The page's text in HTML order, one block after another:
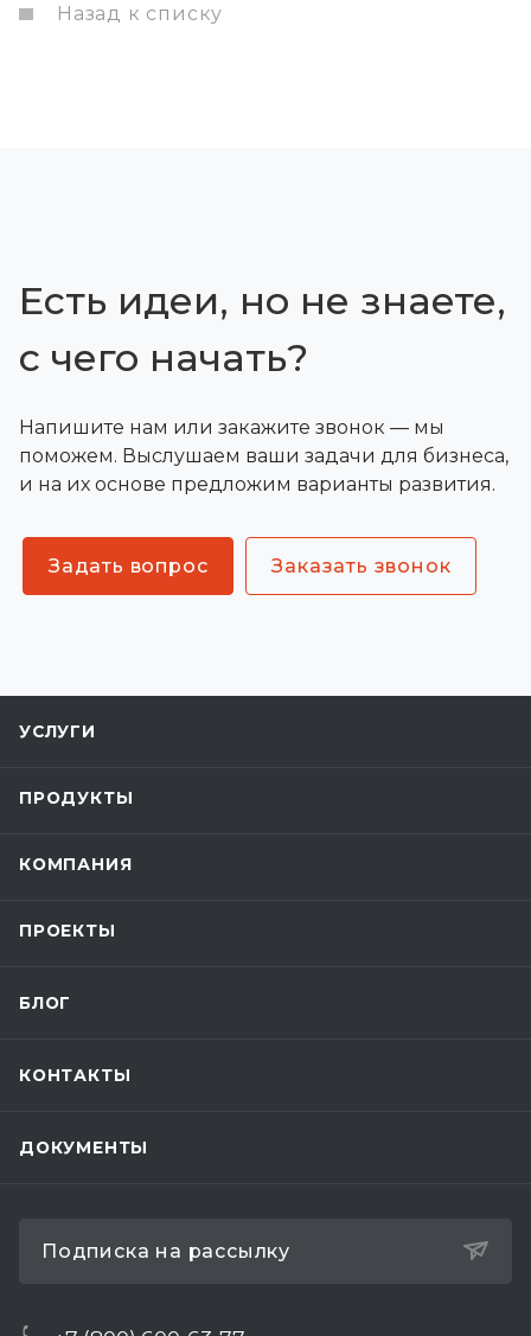
Назад к списку
Есть идеи, но не знаете,
с чего начать?
Напишите нам или закажите звонок — мы
поможем. Выслушаем ваши задачи для бизнеса,
и на их основе предложим варианты развития.
Задать вопрос Заказать звонок
УСЛУГИ
ПРОДУКТЫ
КОМПАНИЯ
ПРОЕКТЫ
БЛОГ
КОНТАКТЫ
ДОКУМЕНТЫ
Подписка на рассылку